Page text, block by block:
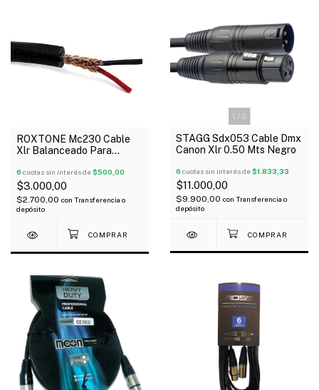
ROXTONE Mc230 Cable
Xlr Balanceado Para
6 cuotas sin interés de$500,00
$3.000,00
$2.700,00 con Transferencia o
depósito
1 / 2
STAGG Sdx053 Cable Dmx
Canon Xlr 0.50 Mts Negro
6 cuotas sin interés de$1.833,33
$11.000,00
$9.900,00 con Transferencia o
depósito